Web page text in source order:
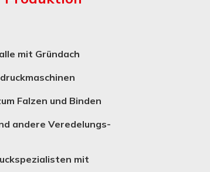
mit Gründach
Falzen und Binden
andere Verede­lungs­
mit